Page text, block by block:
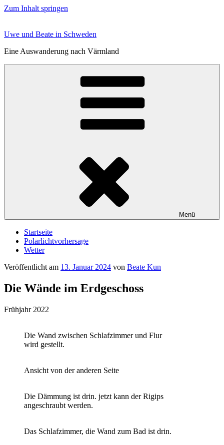
Zum Inhalt springen
Uwe und Beate in Schweden
Eine Auswanderung nach Värmland
Menü
Startseite
Polarlichtvorhersage
Wetter
Veröffentlicht am 13. Januar 2024 von Beate Kun
Die Wände im Erdgeschoss
Frühjahr 2022
Die Wand zwischen Schlafzimmer und Flur
wird gestellt.
Ansicht von der anderen Seite
Die Dämmung ist drin. jetzt kann der Rigips
angeschraubt werden.
Das Schlafzimmer, die Wand zum Bad ist drin.